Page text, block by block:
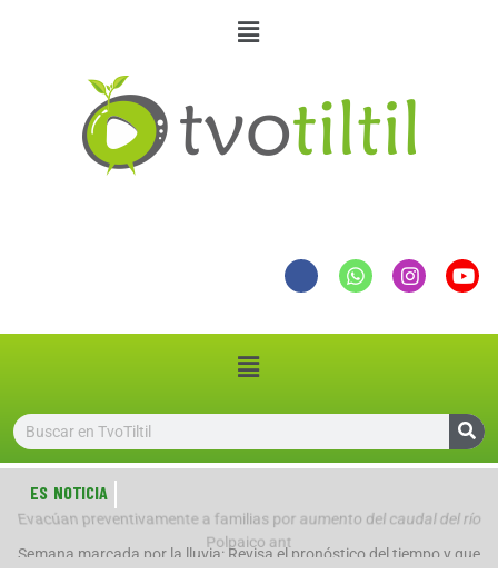
ES NOTICIA
Evacúan preventivamente a familias por aumento del caudal del río
Polpaico ant